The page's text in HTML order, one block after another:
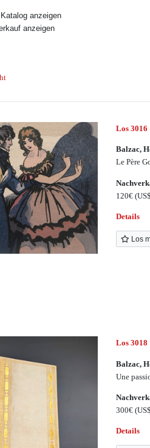
anzeigen
anzeigen
Los 3016
Balzac,
Le Père
120€
Details
Los
Los 3018
Balzac,
Une
300€
Details